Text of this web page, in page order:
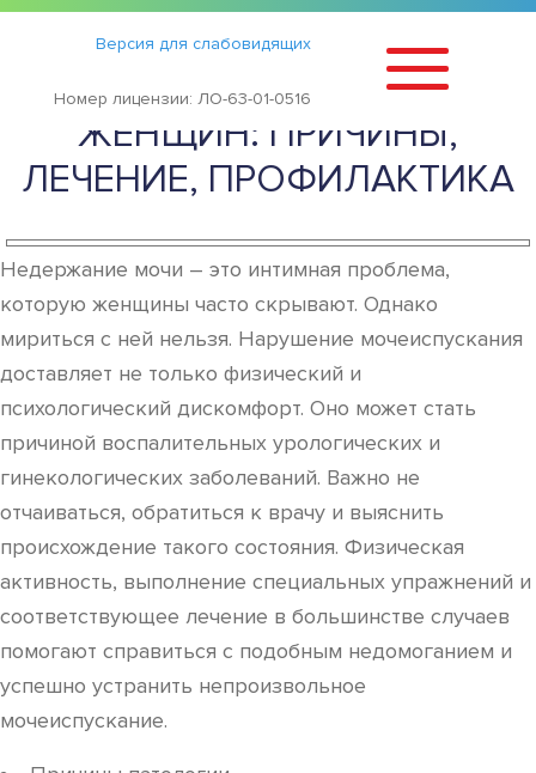
Версия для слабовидящих
Номер лицензии: ЛО-63-01-0516
Статьи ›
НЕДЕРЖАНИЕ МОЧИ У
ЖЕНЩИН: ПРИЧИНЫ,
ЛЕЧЕНИЕ, ПРОФИЛАКТИКА
Недержание мочи – это интимная проблема,
которую женщины часто скрывают. Однако
мириться с ней нельзя. Нарушение мочеиспускания
доставляет не только физический и
психологический дискомфорт. Оно может стать
причиной воспалительных урологических и
гинекологических заболеваний. Важно не
отчаиваться, обратиться к врачу и выяснить
происхождение такого состояния. Физическая
активность, выполнение специальных упражнений и
соответствующее лечение в большинстве случаев
помогают справиться с подобным недомоганием и
успешно устранить непроизвольное
мочеиспускание.